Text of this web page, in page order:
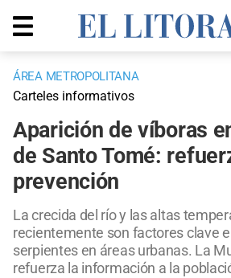
ÁREA METROPOLITANA
Carteles informativos
Aparición de víboras
de Santo Tomé:
prevención
La crecida del río y las altas
recientemente son factores clave
serpientes en áreas urbanas. La
refuerza la información a la